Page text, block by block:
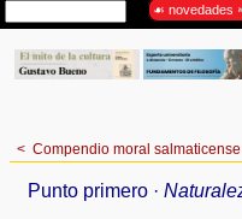
< Compendio moral salmaticense
Punto primero ·